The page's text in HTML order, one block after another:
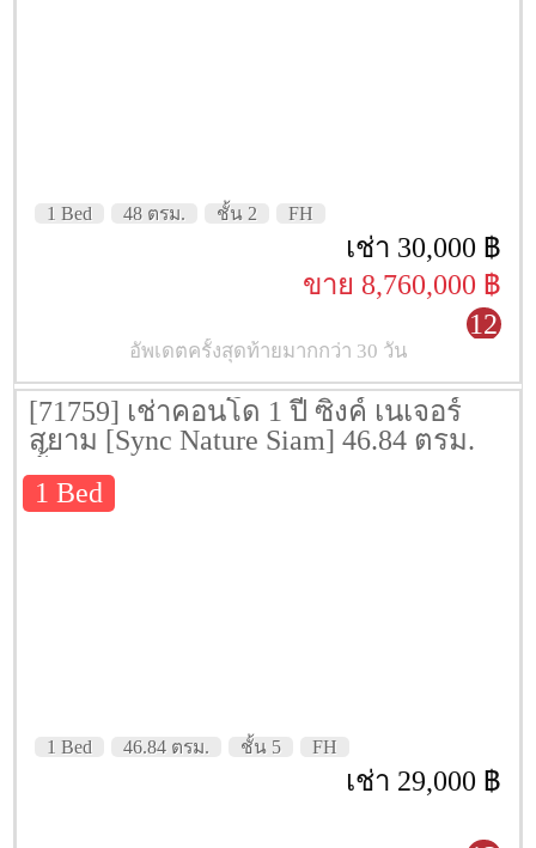
1 Bed 48 ตรม. ชั้น 2 FH
เช่า 30,000 ฿
ขาย 8,760,000 ฿
12
อัพเดตครั้งสุดท้ายมากกว่า 30 วัน
[71759] เช่าคอนโด 1 ปี ซิงค์ เนเจอร์
สยาม [Sync Nature Siam] 46.84 ตรม.
ชั้น 5
1 Bed
1 Bed 46.84 ตรม. ชั้น 5 FH
เช่า 29,000 ฿